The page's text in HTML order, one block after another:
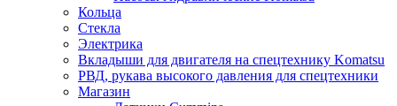
Кольца
Стекла
Электрика
Вкладыши для двигателя на спецтехнику Komatsu
РВД, рукава высокого давления для спецтехники
Магазин